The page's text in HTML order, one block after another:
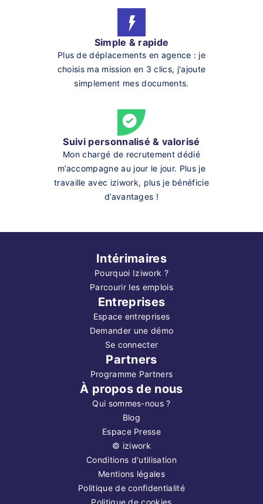
Simple & rapide
Plus de déplacements en agence : je
choisis ma mission en 3 clics, j'ajoute
simplement mes documents.
Suivi personnalisé & valorisé
Mon chargé de recrutement dédié
m’accompagne au jour le jour. Plus je
travaille avec iziwork, plus je bénéficie
d’avantages !
Intérimaires
Pourquoi Iziwork ?
Parcourir les emplois
Entreprises
Espace entreprises
Demander une démo
Se connecter
Partners
Programme Partners
À propos de nous
Qui sommes-nous ?
Blog
Espace Presse
© iziwork
Conditions d'utilisation
Mentions légales
Politique de confidentialité
Politique de cookies